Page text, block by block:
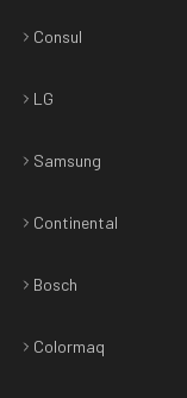
Consul
LG
Samsung
Continental
Bosch
Colormaq